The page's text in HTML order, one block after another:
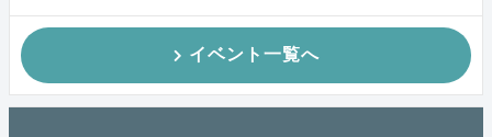
イベント一覧へ